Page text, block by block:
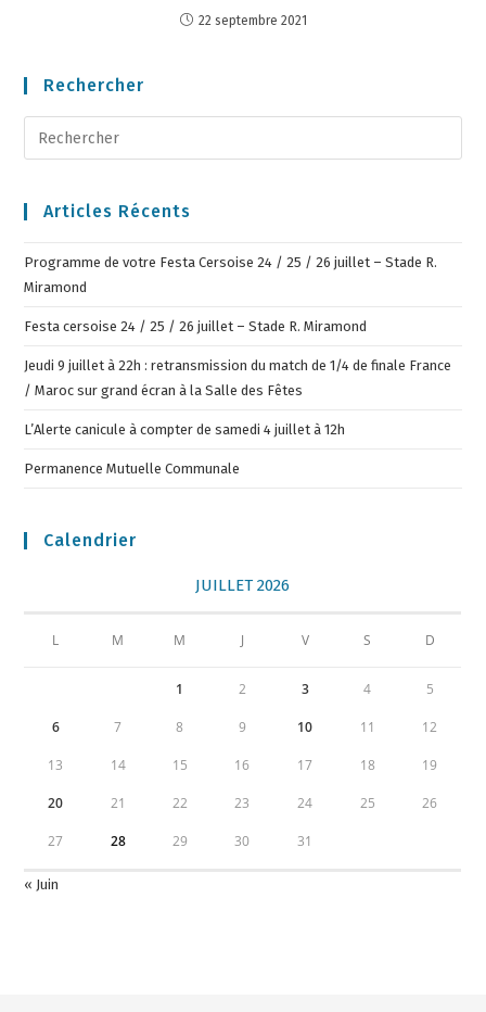
22 septembre 2021
Rechercher
Articles Récents
Programme de votre Festa Cersoise 24 / 25 / 26 juillet – Stade R.
Miramond
Festa cersoise 24 / 25 / 26 juillet – Stade R. Miramond
Jeudi 9 juillet à 22h : retransmission du match de 1/4 de finale France
/ Maroc sur grand écran à la Salle des Fêtes
L’Alerte canicule à compter de samedi 4 juillet à 12h
Permanence Mutuelle Communale
Calendrier
JUILLET 2026
L M M J V S D
1 2 3 4 5
6 7 8 9 10 11 12
13 14 15 16 17 18 19
20 21 22 23 24 25 26
27 28 29 30 31
« Juin